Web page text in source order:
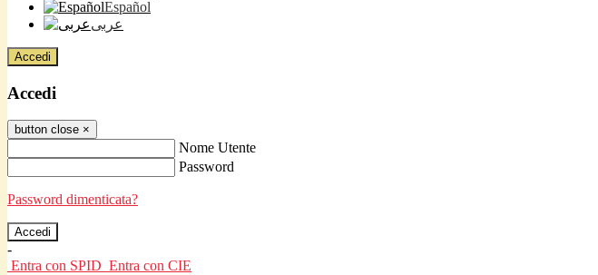
Español
عربى
Accedi
Accedi
button close ×
Nome Utente
Password
Password dimenticata?
-
Entra con SPID Entra con CIE